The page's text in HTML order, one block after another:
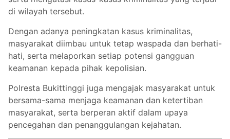
di wilayah tersebut.
Dengan adanya peningkatan kasus kriminalitas,
masyarakat diimbau untuk tetap waspada dan berhati-
hati, serta melaporkan setiap potensi gangguan
keamanan kepada pihak kepolisian.
Polresta Bukittinggi juga mengajak masyarakat untuk
bersama-sama menjaga keamanan dan ketertiban
masyarakat, serta berperan aktif dalam upaya
pencegahan dan penanggulangan kejahatan.